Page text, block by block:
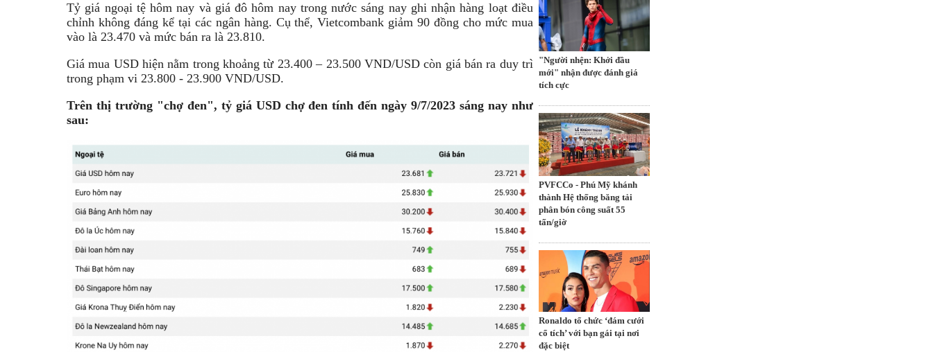
Tỷ giá ngoại tệ hôm nay và giá đô hôm nay trong nước sáng nay ghi nhận hàng loạt điều
chỉnh không đáng kể tại các ngân hàng. Cụ thể, Vietcombank giảm 90 đồng cho mức mua
vào là 23.470 và mức bán ra là 23.810.
Giá mua USD hiện nằm trong khoảng từ 23.400 – 23.500 VND/USD còn giá bán ra duy trì
trong phạm vi 23.800 - 23.900 VND/USD.
Trên thị trường "chợ đen", tỷ giá USD chợ đen tính đến ngày 9/7/2023 sáng nay như
sau:
"Người nhện: Khởi đầu
mới" nhận được đánh giá
tích cực
PVFCCo - Phú Mỹ khánh
thành Hệ thống băng tải
phân bón công suất 55
tấn/giờ
Ronaldo tổ chức ‘đám cưới
cổ tích’ với bạn gái tại nơi
đặc biệt